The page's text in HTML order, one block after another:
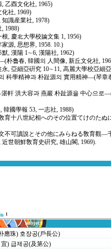
乙酉文化社, 1965)
社, 1969)
識産業社, 1978)
1988)
, 慶北大學校論文集 1, 1956)
源, 思想界, 1958. 10.)
, 漢陽 1∼6, 漢陽社, 1962)
魯春, 韓國의 人間像, 新丘文化社,
, 亞細亞硏究 10∼11, 高麗大學校亞細
科學精神과 朴趾源의 實用精神―(琴章
軒 洪大容과 燕巖 朴趾源을 中心으로
國學報 53, 一志社, 1988)
育十八世紀相へのその位置てけのたぬ
不可讀說とその他にみらねる敎育觀―
世朝鮮敎育史硏究, 雄山閣, 1969).
1
subject
應珠) 호장공(戶長公)
宜) 급제공(及第公)